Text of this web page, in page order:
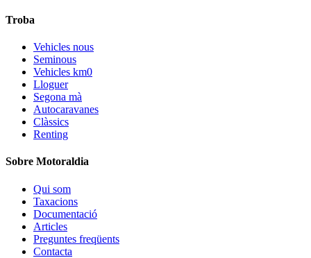
Troba
Vehicles nous
Seminous
Vehicles km0
Lloguer
Segona mà
Autocaravanes
Clàssics
Renting
Sobre Motoraldia
Qui som
Taxacions
Documentació
Articles
Preguntes freqüents
Contacta